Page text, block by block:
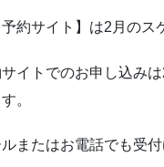
約サイト】は2月のス
イトでのお申し込み
。
またはお電話でも受